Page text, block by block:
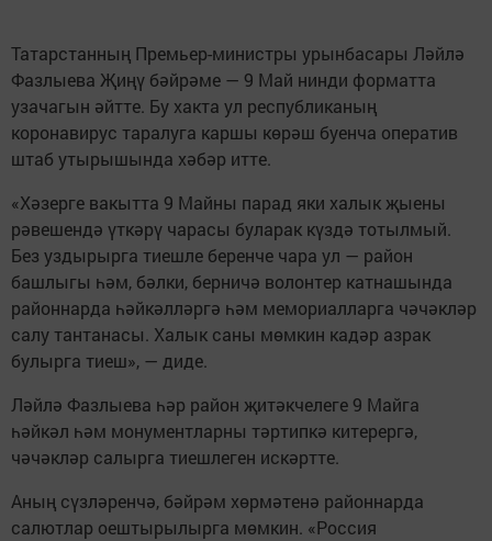
Татарстанның Премьер-министры урынбасары Ләйлә
Фазлыева Җиңү бәйрәме — 9 Май нинди форматта
узачагын әйтте. Бу хакта ул республиканың
коронавирус таралуга каршы көрәш буенча оператив
штаб утырышында хәбәр итте.
«Хәзерге вакытта 9 Майны парад яки халык җыены
рәвешендә үткәрү чарасы буларак күздә тотылмый.
Без уздырырга тиешле беренче чара ул — район
башлыгы һәм, бәлки, берничә волонтер катнашында
районнарда һәйкәлләргә һәм мемориалларга чәчәкләр
салу тантанасы. Халык саны мөмкин кадәр азрак
булырга тиеш», — диде.
Ләйлә Фазлыева һәр район җитәкчелеге 9 Майга
һәйкәл һәм монументларны тәртипкә китерергә,
чәчәкләр салырга тиешлеген искәртте.
Аның сүзләренчә, бәйрәм хөрмәтенә районнарда
салютлар оештырылырга мөмкин. «Россия